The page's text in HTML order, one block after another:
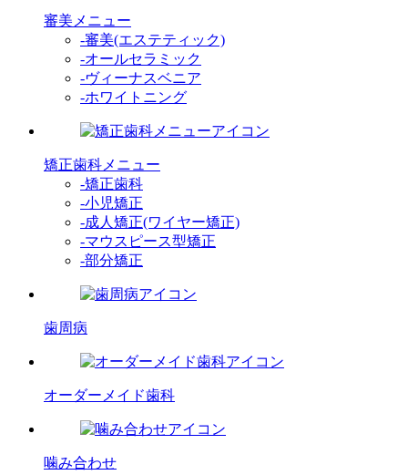
審美メニュー
-審美(エステティック)
-オールセラミック
-ヴィーナスベニア
-ホワイトニング
矯正歯科メニュー
-矯正歯科
-小児矯正
-成人矯正(ワイヤー矯正)
-マウスピース型矯正
-部分矯正
歯周病
オーダーメイド歯科
噛み合わせ